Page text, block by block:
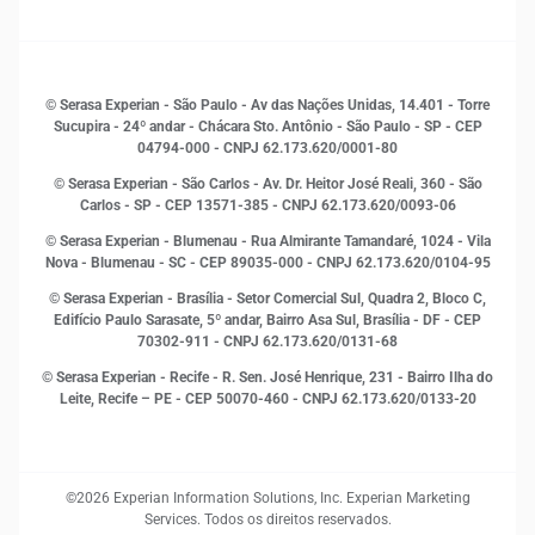
Inovação e Tecnologia
Leis e impostos
Marketing
Open Finance
Proteção de Dados
Sustentabilidade Corporativa
© Serasa Experian - São Paulo - Av das Nações Unidas, 14.401 - Torre
Sucupira - 24º andar - Chácara Sto. Antônio - São Paulo - SP - CEP
04794-000 - CNPJ 62.173.620/0001-80
© Serasa Experian - São Carlos - Av. Dr. Heitor José Reali, 360 - São
Carlos - SP - CEP 13571-385 - CNPJ 62.173.620/0093-06
© Serasa Experian - Blumenau - Rua Almirante Tamandaré, 1024 - Vila
Nova - Blumenau - SC - CEP 89035-000 - CNPJ 62.173.620/0104-95
© Serasa Experian - Brasília - Setor Comercial Sul, Quadra 2, Bloco C,
Edifício Paulo Sarasate, 5º andar, Bairro Asa Sul, Brasília - DF - CEP
70302-911 - CNPJ 62.173.620/0131-68
© Serasa Experian - Recife - R. Sen. José Henrique, 231 - Bairro Ilha do
Leite, Recife – PE - CEP 50070-460 - CNPJ 62.173.620/0133-20
©2026 Experian Information Solutions, Inc. Experian Marketing
Services. Todos os direitos reservados.